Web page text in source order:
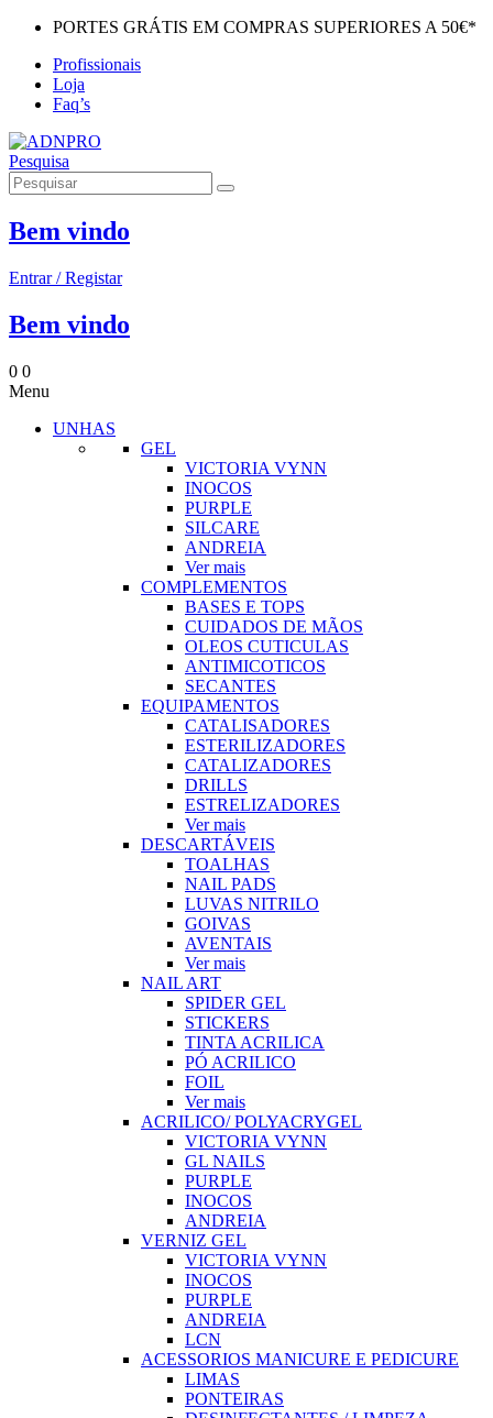
PORTES GRÁTIS EM COMPRAS SUPERIORES A 50€*
Profissionais
Loja
Faq’s
Pesquisa
Bem vindo
Entrar / Registar
Bem vindo
0 0
Menu
UNHAS
GEL
VICTORIA VYNN
INOCOS
PURPLE
SILCARE
ANDREIA
Ver mais
COMPLEMENTOS
BASES E TOPS
CUIDADOS DE MÃOS
OLEOS CUTICULAS
ANTIMICOTICOS
SECANTES
EQUIPAMENTOS
CATALISADORES
ESTERILIZADORES
CATALIZADORES
DRILLS
ESTRELIZADORES
Ver mais
DESCARTÁVEIS
TOALHAS
NAIL PADS
LUVAS NITRILO
GOIVAS
AVENTAIS
Ver mais
NAIL ART
SPIDER GEL
STICKERS
TINTA ACRILICA
PÓ ACRILICO
FOIL
Ver mais
ACRILICO/ POLYACRYGEL
VICTORIA VYNN
GL NAILS
PURPLE
INOCOS
ANDREIA
VERNIZ GEL
VICTORIA VYNN
INOCOS
PURPLE
ANDREIA
LCN
ACESSORIOS MANICURE E PEDICURE
LIMAS
PONTEIRAS